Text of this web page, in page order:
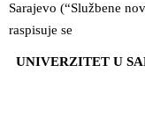
Sarajevo (“Službene
raspisuje se
UNIVERZITET U